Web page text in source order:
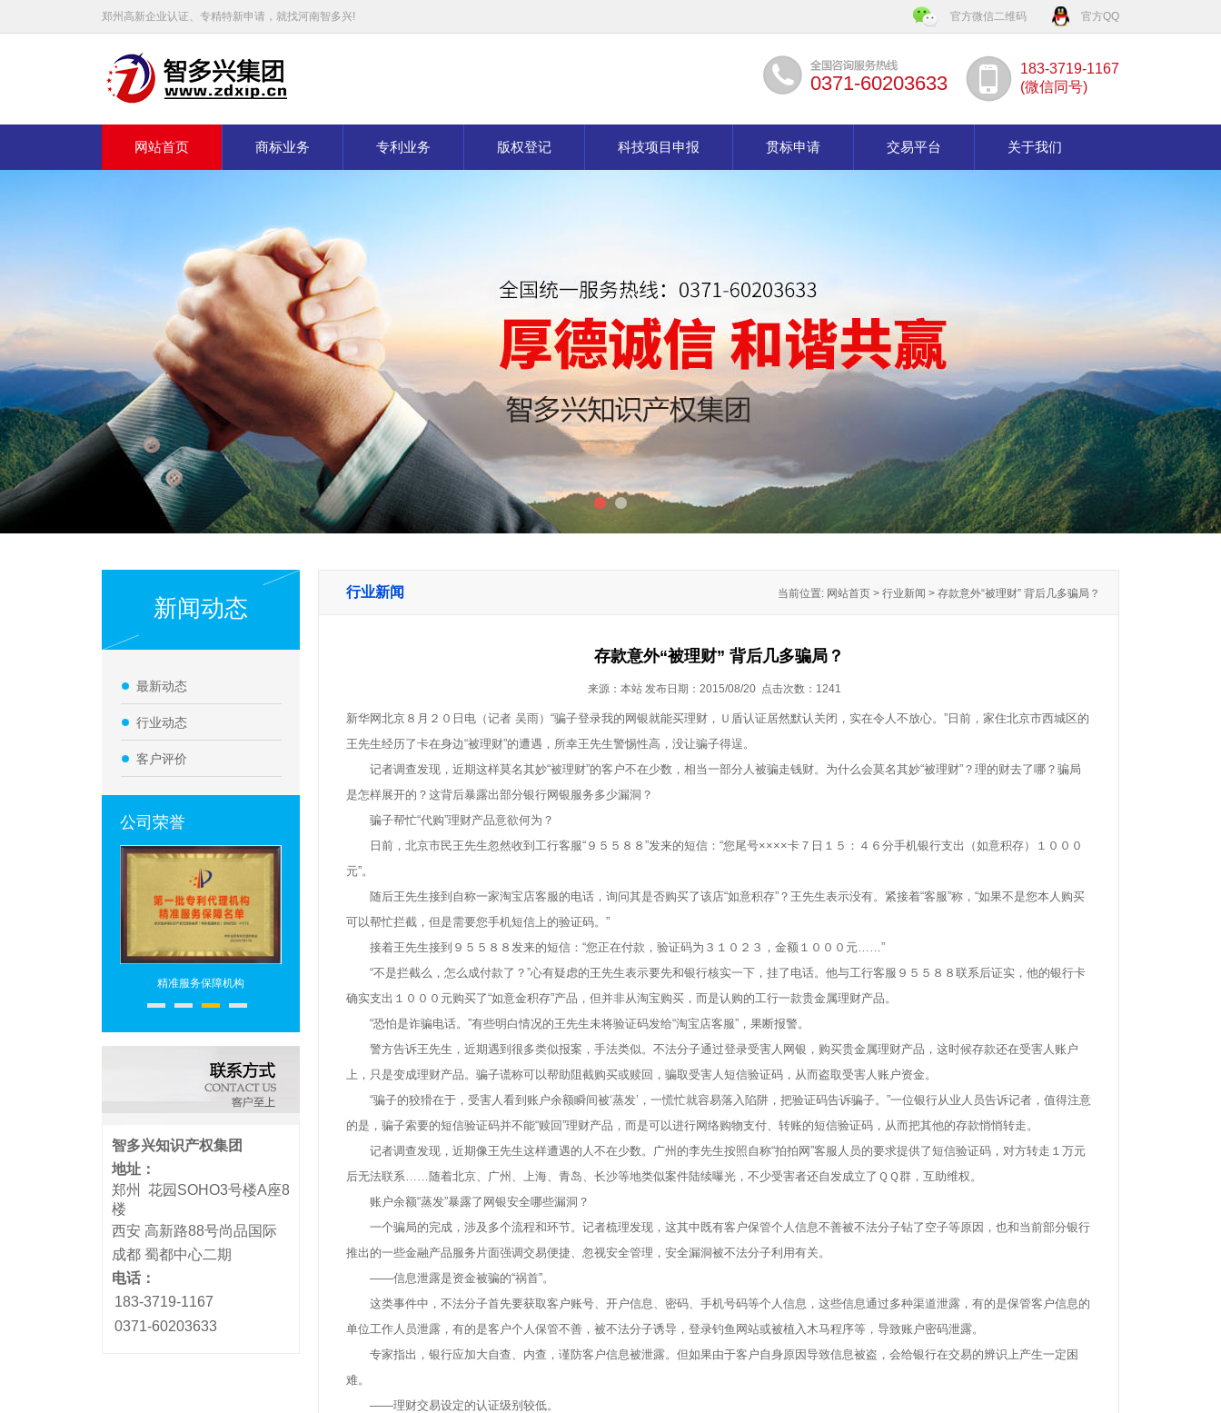
郑州高新企业认证、专精特新申请，就找河南智多兴! 官方微信二维码 官方QQ
183-3719-1167
(微信同号)
0371-60203633
网站首页 商标业务 专利业务 版权登记 科技项目申报 贯标申请 交易平台 关于我们
新闻动态
最新动态
行业动态
客户评价
公司荣誉
精准服务保障机构
智多兴知识产权集团
地址：
郑州 花园SOHO3号楼A座8
楼
西安 高新路88号尚品国际
成都 蜀都中心二期
电话：
183-3719-1167
0371-60203633
行业新闻 当前位置: 网站首页 > 行业新闻 > 存款意外“被理财” 背后几多骗局？
存款意外“被理财” 背后几多骗局？
来源：本站 发布日期：2015/08/20 点击次数： 1241
新华网北京８月２０日电（记者 吴雨）“骗子登录我的网银就能买理财，Ｕ盾认证居然默认关闭，实在令人不放心。”日前，家住北京市西城区的
王先生经历了卡在身边“被理财”的遭遇，所幸王先生警惕性高，没让骗子得逞。
记者调查发现，近期这样莫名其妙“被理财”的客户不在少数，相当一部分人被骗走钱财。为什么会莫名其妙“被理财”？理的财去了哪？骗局
是怎样展开的？这背后暴露出部分银行网银服务多少漏洞？
骗子帮忙“代购”理财产品意欲何为？
日前，北京市民王先生忽然收到工行客服“９５５８８”发来的短信：“您尾号××××卡７日１５：４６分手机银行支出（如意积存）１０００
元”。
随后王先生接到自称一家淘宝店客服的电话，询问其是否购买了该店“如意积存”？王先生表示没有。紧接着“客服”称，“如果不是您本人购买
可以帮忙拦截，但是需要您手机短信上的验证码。”
接着王先生接到９５５８８发来的短信：“您正在付款，验证码为３１０２３，金额１０００元……”
“不是拦截么，怎么成付款了？”心有疑虑的王先生表示要先和银行核实一下，挂了电话。他与工行客服９５５８８联系后证实，他的银行卡
确实支出１０００元购买了“如意金积存”产品，但并非从淘宝购买，而是认购的工行一款贵金属理财产品。
“恐怕是诈骗电话。”有些明白情况的王先生未将验证码发给“淘宝店客服”，果断报警。
警方告诉王先生，近期遇到很多类似报案，手法类似。不法分子通过登录受害人网银，购买贵金属理财产品，这时候存款还在受害人账户
上，只是变成理财产品。骗子谎称可以帮助阻截购买或赎回，骗取受害人短信验证码，从而盗取受害人账户资金。
“骗子的狡猾在于，受害人看到账户余额瞬间被‘蒸发’，一慌忙就容易落入陷阱，把验证码告诉骗子。”一位银行从业人员告诉记者，值得注意
的是，骗子索要的短信验证码并不能“赎回”理财产品，而是可以进行网络购物支付、转账的短信验证码，从而把其他的存款悄悄转走。
记者调查发现，近期像王先生这样遭遇的人不在少数。广州的李先生按照自称“拍拍网”客服人员的要求提供了短信验证码，对方转走１万元
后无法联系……随着北京、广州、上海、青岛、长沙等地类似案件陆续曝光，不少受害者还自发成立了ＱＱ群，互助维权。
账户余额“蒸发”暴露了网银安全哪些漏洞？
一个骗局的完成，涉及多个流程和环节。记者梳理发现，这其中既有客户保管个人信息不善被不法分子钻了空子等原因，也和当前部分银行
推出的一些金融产品服务片面强调交易便捷、忽视安全管理，安全漏洞被不法分子利用有关。
——信息泄露是资金被骗的“祸首”。
这类事件中，不法分子首先要获取客户账号、开户信息、密码、手机号码等个人信息，这些信息通过多种渠道泄露，有的是保管客户信息的
单位工作人员泄露，有的是客户个人保管不善，被不法分子诱导，登录钓鱼网站或被植入木马程序等，导致账户密码泄露。
专家指出，银行应加大自查、内查，谨防客户信息被泄露。但如果由于客户自身原因导致信息被盗，会给银行在交易的辨识上产生一定困
难。
——理财交易设定的认证级别较低。